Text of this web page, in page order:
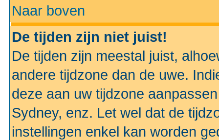
Naar boven
De tijden zijn niet juist!
De tijden zijn meestal juist,
andere tijdzone dan de uwe.
deze aan uw tijdzone
Sydney, enz. Let wel dat de
instellingen enkel kan worden